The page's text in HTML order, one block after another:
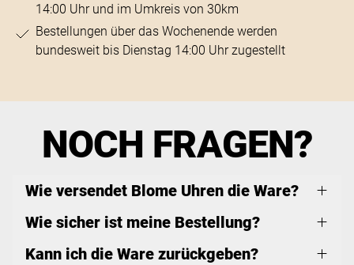
14:00 Uhr und im Umkreis von 30km
Bestellungen über das Wochenende werden
bundesweit bis Dienstag 14:00 Uhr zugestellt
NOCH FRAGEN?
Wie versendet Blome Uhren die Ware?
Wie sicher ist meine Bestellung?
Kann ich die Ware zurückgeben?